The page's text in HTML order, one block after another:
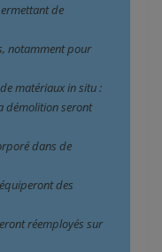
de
notamment pour
matériaux in situ :